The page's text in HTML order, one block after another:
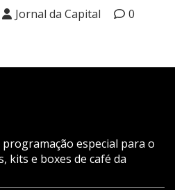
Jornal da Capital 0
especial para o
kits e boxes de café da